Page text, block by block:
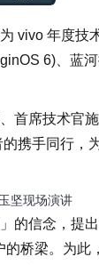
vivo 年度技
6)、蓝
首席技术官
携手同行，
坚现场演讲
的信念，提
桥梁。为